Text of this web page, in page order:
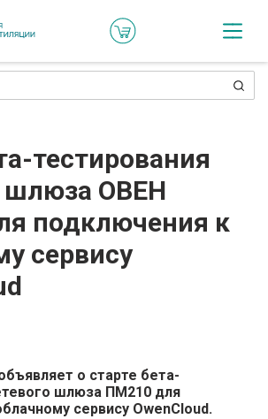
тестирования
шлюза ОВЕН
подключения к
сервису
о старте бета-
шлюза ПМ210 для
сервису OwenCloud.